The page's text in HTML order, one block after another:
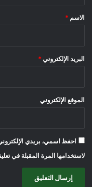
*
الاسم *
البريد الإلكتروني *
الموقع الإلكتروني
احفظ اسمي، بريدي
لاستخدامها المرة المقبلة في